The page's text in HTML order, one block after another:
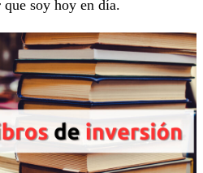
soy hoy en día.